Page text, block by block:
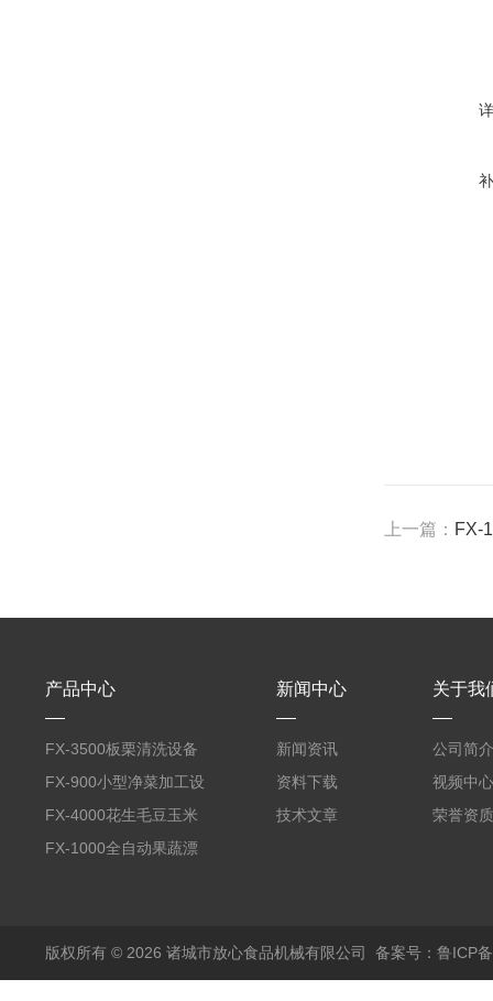
上一篇： FX-
产品中心
FX-3500板栗清洗设备
全自动气泡清洗机
FX-900小型净菜加工设
备野菜清洗机
FX-4000花生毛豆玉米
蒸煮漂烫机
FX-1000全自动果蔬漂
新闻中心
新闻资讯
资料下载
技术文章
关于我
公司简介
视频中心
荣誉资质
版权所有 © 2026 诸城市放心食品机械有限公司 备案号：鲁ICP